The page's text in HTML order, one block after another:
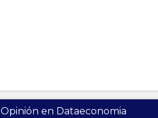
Opinión en Dataeconomia